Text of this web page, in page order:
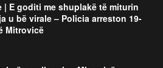
| E goditi me shuplakë të miturin
u bë virale – Policia arreston 19-
Mitrovicë